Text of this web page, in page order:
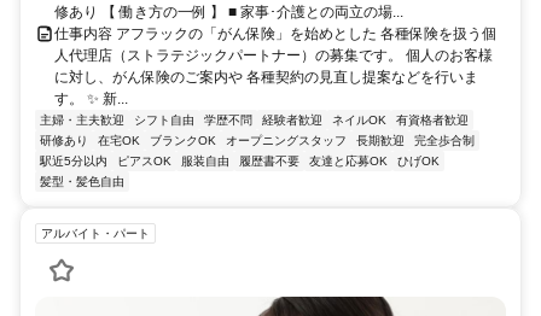
修あり 【 働き方の一例 】 ■ 家事･介護との両立の場...
仕事内容 アフラックの「がん保険」を始めとした 各種保険を扱う個
人代理店（ストラテジックパートナー）の募集です。 個人のお客様
に対し、がん保険のご案内や 各種契約の見直し提案などを行いま
す。 ✨ 新...
主婦・主夫歓迎 シフト自由 学歴不問 経験者歓迎 ネイルOK
有資格者歓迎
研修あり
在宅OK ブランクOK オープニングスタッフ 長期歓迎
完全歩合制
駅近5分以内
ピアスOK 服装自由 履歴書不要 友達と応募OK
ひげOK
髪型・髪色自由
アルバイト・パート